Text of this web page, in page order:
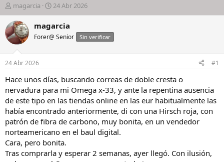
I
n
i
c
i
a
d
o
r
e
l
h
i
l
o
magarcia
F
e
c
a
i
n
c
o
24 Abr 2026
magarcia
Forer@ Senior Sin verificar
24 Abr 2026 #1
Hace unos días, buscando correas de doble cresta o
nervadura para mi Omega x-33, y ante la repentina ausencia
de este tipo en las tiendas online en las eur habitualmente las
había encontrado anteriormente, di con una Hirsch roja, con
patrón de fibra de carbono, muy bonita, en un vendedor
norteamericano en el baul digital.
Cara, pero bonita.
Tras comprarla y esperar 2 semanas, ayer llegó. Con ilusión,